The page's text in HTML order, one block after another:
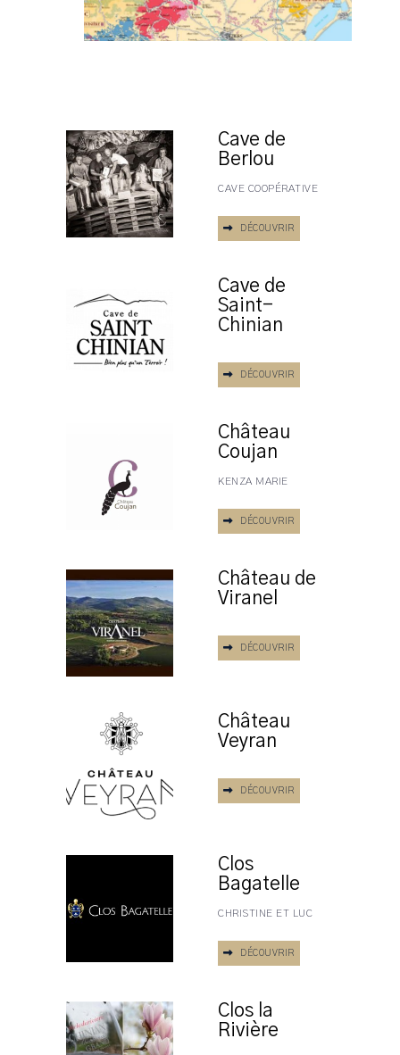
Cave de
Berlou
CAVE COOPÉRATIVE
DÉCOUVRIR
Cave de
Saint-
Chinian
DÉCOUVRIR
Château
Coujan
KENZA MARIE
DÉCOUVRIR
Château de
Viranel
DÉCOUVRIR
Château
Veyran
DÉCOUVRIR
Clos
Bagatelle
CHRISTINE ET LUC
DÉCOUVRIR
Clos la
Rivière